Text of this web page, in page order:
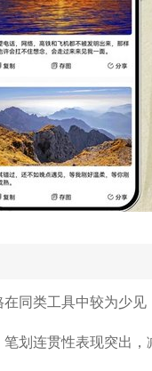
同类工具中较为少见
划连贯性表现突出，